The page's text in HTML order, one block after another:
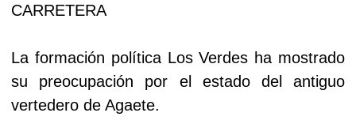
CARRETERA
La formación política Los Verdes ha mostrado
su preocupación por el estado del antiguo
vertedero de Agaete.